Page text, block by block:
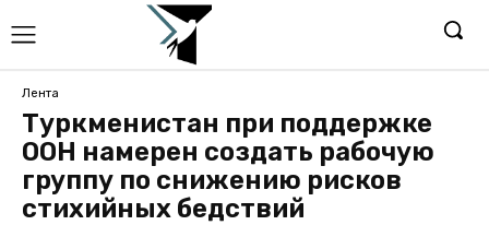
Лента
Туркменистан при поддержке
ООН намерен создать рабочую
группу по снижению рисков
стихийных бедствий